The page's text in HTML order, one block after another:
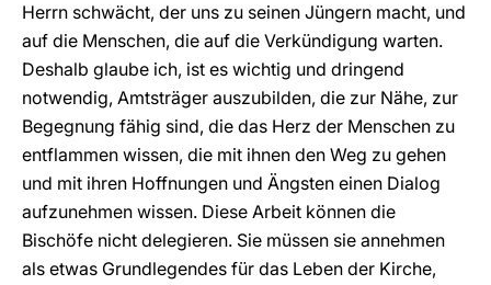
Herrn schwächt, der uns zu seinen Jüngern macht, und
auf die Menschen, die auf die Verkündigung warten.
Deshalb glaube ich, ist es wichtig und dringend
notwendig, Amtsträger auszubilden, die zur Nähe, zur
Begegnung fähig sind, die das Herz der Menschen zu
entflammen wissen, die mit ihnen den Weg zu gehen
und mit ihren Hoffnungen und Ängsten einen Dialog
aufzunehmen wissen. Diese Arbeit können die
Bischöfe nicht delegieren. Sie müssen sie annehmen
als etwas Grundlegendes für das Leben der Kirche,